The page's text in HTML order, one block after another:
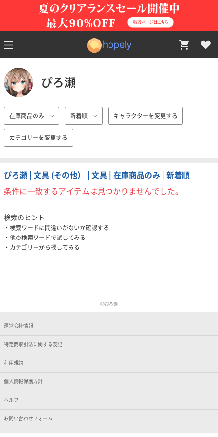
ぴろ瀬
在庫商品のみ 新着順 キャラクターを変更する
カテゴリーを変更する
ぴろ瀬 | 文具 (その他） | 文具 | 在庫商品のみ | 新着順
条件に一致するアイテムは見つかりませんでした。
検索のヒント
検索ワードに間違いがないか確認する
他の検索ワードで試してみる
カテゴリーから探してみる
Ⓒぴろ瀬
運営会社情報
特定商取引法に関する表記
利用規約
個人情報保護方針
ヘルプ
お問い合わせフォーム